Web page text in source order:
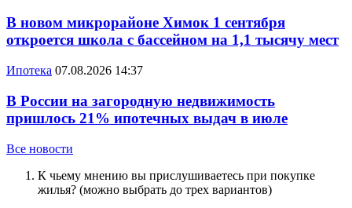
В новом микрорайоне Химок 1 сентября
откроется школа с бассейном на 1,1 тысячу мест
Ипотека 07.08.2026 14:37
В России на загородную недвижимость
пришлось 21% ипотечных выдач в июле
Все новости
К чьему мнению вы прислушиваетесь при покупке
жилья? (можно выбрать до трех вариантов)